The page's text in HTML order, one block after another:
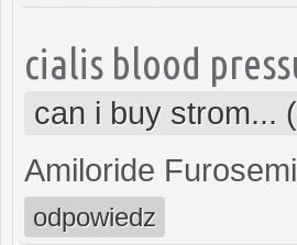
cialis blood
can i buy strom...
Amiloride
odpowiedz